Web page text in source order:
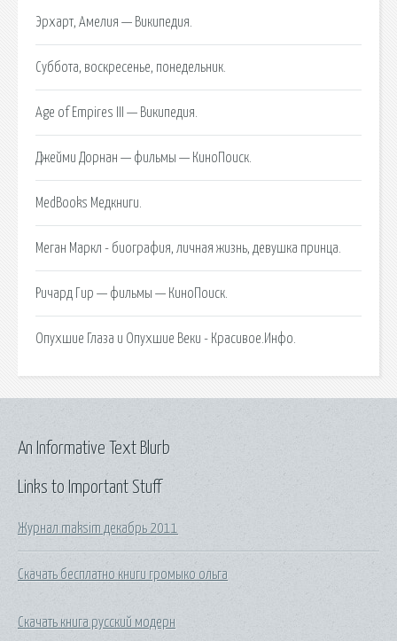
Эрхарт, Амелия — Википедия.
Суббота, воскресенье, понедельник.
Age of Empires III — Википедия.
Джейми Дорнан — фильмы — КиноПоиск.
MedBooks Медкниги.
Меган Маркл - биография, личная жизнь, девушка принца.
Ричард Гир — фильмы — КиноПоиск.
Опухшие Глаза и Опухшие Веки - Красивое.Инфо.
Links to Important Stuff
Журнал maksim декабрь 2011
Скачать бесплатно книги громыко ольга
Скачать книга русский модерн
An Informative Text Blurb